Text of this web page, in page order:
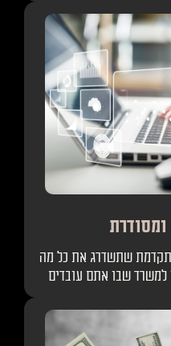
שתשדרג את כל מה
שבו אתם עובדים